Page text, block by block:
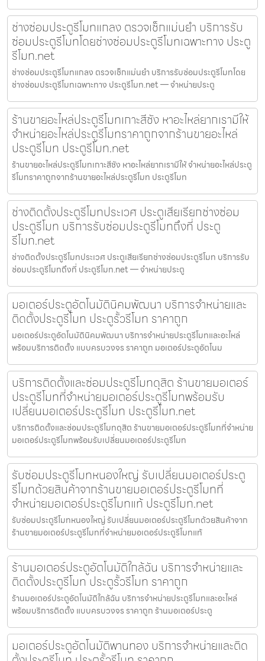
ช่างซ่อมประตูรีโมทแกลง ตรวจเช็กแม่นยำ บริการรับ
ซ่อมประตูรีโมทโดยช่างซ่อมประตูรีโมทเฉพาะทาง ประตู
รีโมท.net
ช่างซ่อมประตูรีโมทแกลง ตรวจเช็กแม่นยำ บริการรับซ่อมประตูรีโมทโดย
ช่างซ่อมประตูรีโมทเฉพาะทาง ประตูรีโมท.net — จำหน่ายประตู
ร้านขายอะไหล่ประตูรีโมทเกาะสีชัง หาอะไหล่ยากเรามีให้
จำหน่ายอะไหล่ประตูรีโมทราคาถูกจากร้านขายอะไหล่
ประตูรีโมท ประตูรีโมท.net
ร้านขายอะไหล่ประตูรีโมทเกาะสีชัง หาอะไหล่ยากเรามีให้ จำหน่ายอะไหล่ประตู
รีโมทราคาถูกจากร้านขายอะไหล่ประตูรีโมท ประตูรีโมท
ช่างติดตั้งประตูรีโมทประเวศ ประตูเสียเรียกช่างซ่อม
ประตูรีโมท บริการรับซ่อมประตูรีโมทถึงที่ ประตู
รีโมท.net
ช่างติดตั้งประตูรีโมทประเวศ ประตูเสียเรียกช่างซ่อมประตูรีโมท บริการรับ
ซ่อมประตูรีโมทถึงที่ ประตูรีโมท.net — จำหน่ายประตู
มอเตอร์ประตูอัตโนมัตินิคมพัฒนา บริการจำหน่ายและ
ติดตั้งประตูรีโมท ประตูรั้วรีโมท ราคาถูก
มอเตอร์ประตูอัตโนมัตินิคมพัฒนา บริการจำหน่ายประตูรีโมทและอะไหล่
พร้อมบริการติดตั้ง แบบครบวงจร ราคาถูก มอเตอร์ประตูอัตโนม
บริการติดตั้งและซ่อมประตูรีโมทดุสิต ร้านขายมอเตอร์
ประตูรีโมทที่จำหน่ายมอเตอร์ประตูรีโมทพร้อมรับ
เปลี่ยนมอเตอร์ประตูรีโมท ประตูรีโมท.net
บริการติดตั้งและซ่อมประตูรีโมทดุสิต ร้านขายมอเตอร์ประตูรีโมทที่จำหน่าย
มอเตอร์ประตูรีโมทพร้อมรับเปลี่ยนมอเตอร์ประตูรีโมท
รับซ่อมประตูรีโมทหนองใหญ่ รับเปลี่ยนมอเตอร์ประตู
รีโมทด้วยสินค้าจากร้านขายมอเตอร์ประตูรีโมทที่
จำหน่ายมอเตอร์ประตูรีโมทแท้ ประตูรีโมท.net
รับซ่อมประตูรีโมทหนองใหญ่ รับเปลี่ยนมอเตอร์ประตูรีโมทด้วยสินค้าจาก
ร้านขายมอเตอร์ประตูรีโมทที่จำหน่ายมอเตอร์ประตูรีโมทแท้
ร้านมอเตอร์ประตูอัตโนมัติใกล้ฉัน บริการจำหน่ายและ
ติดตั้งประตูรีโมท ประตูรั้วรีโมท ราคาถูก
ร้านมอเตอร์ประตูอัตโนมัติใกล้ฉัน บริการจำหน่ายประตูรีโมทและอะไหล่
พร้อมบริการติดตั้ง แบบครบวงจร ราคาถูก ร้านมอเตอร์ประตู
มอเตอร์ประตูอัตโนมัติพานทอง บริการจำหน่ายและติด